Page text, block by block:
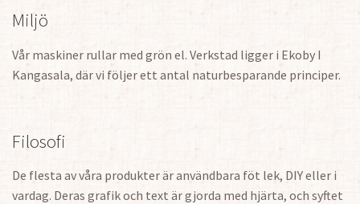
Miljö
Vår maskiner rullar med grön el. Verkstad ligger i Ekoby I
Kangasala, där vi följer ett antal naturbesparande principer.
Filosofi
De flesta av våra produkter är användbara föt lek, DIY eller i
vardag. Deras grafik och text är gjorda med hjärta, och syftet